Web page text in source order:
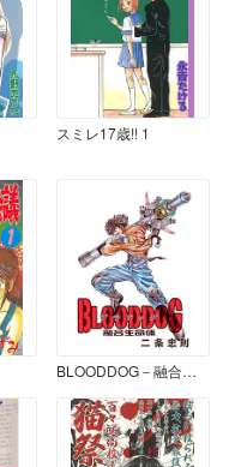
スミレ17歳!! 1
BLOODDOG－融合生命体－ 完全版